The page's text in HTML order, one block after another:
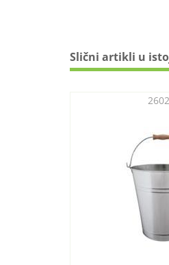
Slični artikli u